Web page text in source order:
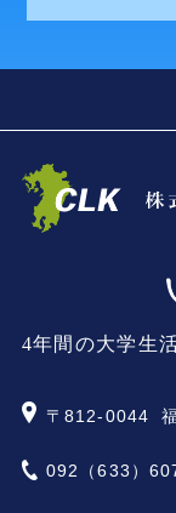
4年間の大学生
〒812-0044
092（633）